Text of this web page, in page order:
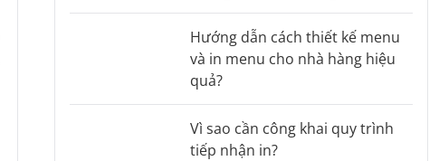
Hướng dẫn cách thiết kế menu
và in menu cho nhà hàng hiệu
quả?
Vì sao cần công khai quy trình
tiếp nhận in?